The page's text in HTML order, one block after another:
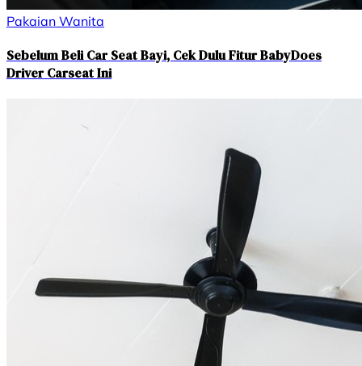
Pakaian Wanita
Sebelum Beli Car Seat Bayi, Cek Dulu Fitur BabyDoes
Driver Carseat Ini